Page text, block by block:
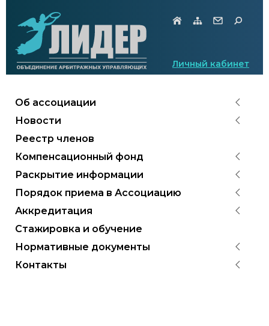
Личный кабинет
Об ассоциации
Новости
Реестр членов
Компенсационный фонд
Раскрытие информации
Порядок приема в Ассоциацию
Аккредитация
Стажировка и обучение
Нормативные документы
Контакты